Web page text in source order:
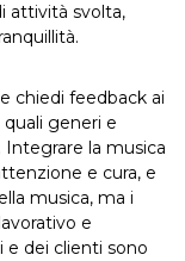
attività svolta,
chiedi feedback ai
generi e
la musica
e cura, e
musica, ma i
e
e dei clienti sono